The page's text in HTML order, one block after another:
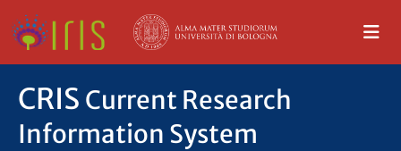
CRIS Current Research
Information System